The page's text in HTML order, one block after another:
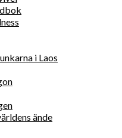
i Laos
ände